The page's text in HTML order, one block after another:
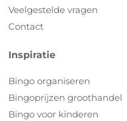
Veelgestelde vragen
Contact
Inspiratie
Bingo organiseren
Bingoprijzen groothandel
Bingo voor kinderen